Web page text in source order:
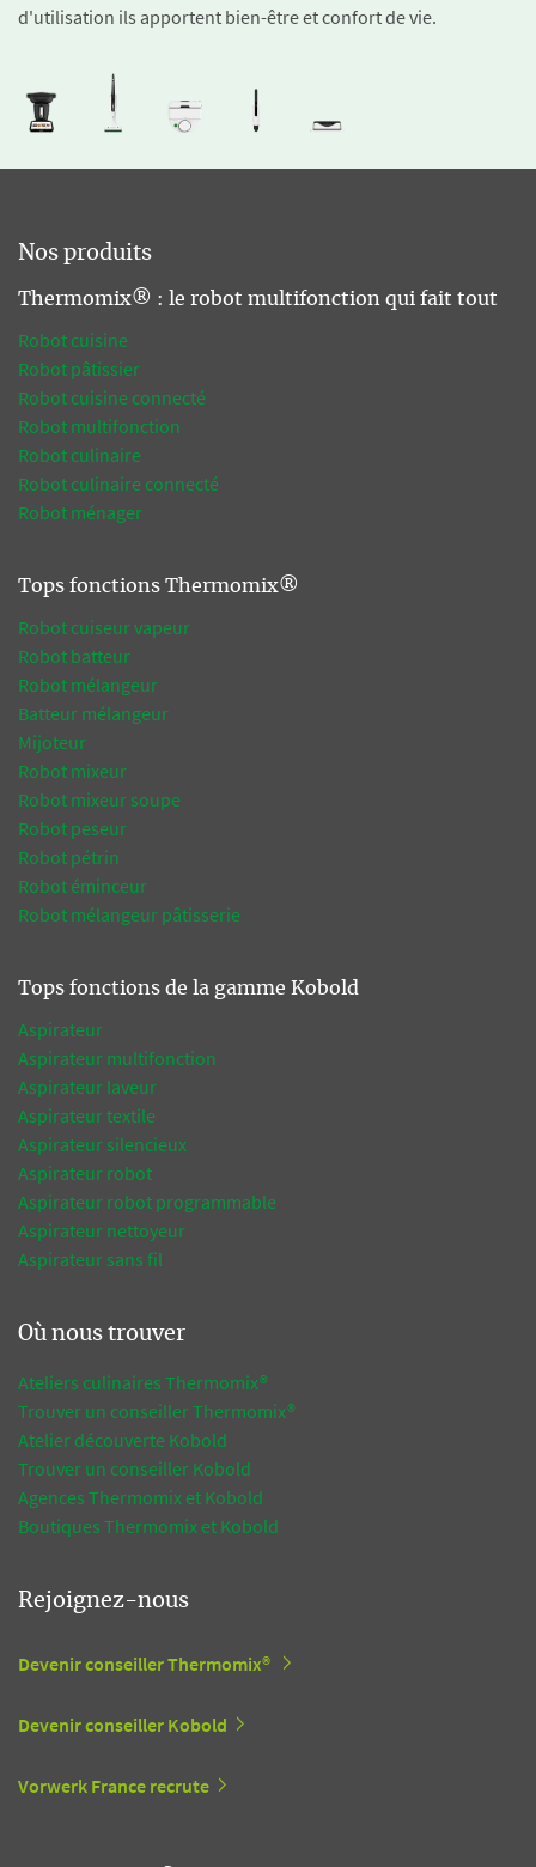
d'utilisation ils apportent bien-être et confort de vie.
Nos produits
Thermomix® : le robot multifonction qui fait tout
Robot cuisine
Robot pâtissier
Robot cuisine connecté
Robot multifonction
Robot culinaire
Robot culinaire connecté
Robot ménager
Tops fonctions Thermomix®
Robot cuiseur vapeur
Robot batteur
Robot mélangeur
Batteur mélangeur
Mijoteur
Robot mixeur
Robot mixeur soupe
Robot peseur
Robot pétrin
Robot éminceur
Robot mélangeur pâtisserie
Tops fonctions de la gamme Kobold
Aspirateur
Aspirateur multifonction
Aspirateur laveur
Aspirateur textile
Aspirateur silencieux
Aspirateur robot
Aspirateur robot programmable
Aspirateur nettoyeur
Aspirateur sans fil
Où nous trouver
Ateliers culinaires Thermomix®
Trouver un conseiller Thermomix®
Atelier découverte Kobold
Trouver un conseiller Kobold
Agences Thermomix et Kobold
Boutiques Thermomix et Kobold
Rejoignez-nous
Devenir conseiller Thermomix®
Devenir conseiller Kobold
Vorwerk France recrute